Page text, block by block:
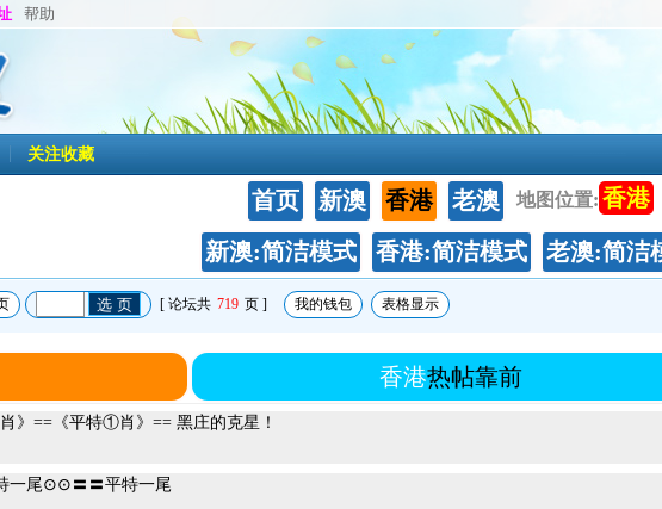
帮助
关注收藏
首页 新澳 香港 老澳 地图位置: 香港
新澳:简洁模式 香港:简洁模式 老澳:简洁
选 页 [ 论坛共 719 页 ] 我的钱包 表格显示
香港热帖靠前
[23错05]220期：独家爆料==《平特①肖》==《平特①肖》== 黑庄的克星！
一尾⊙⊙〓〓平特一尾